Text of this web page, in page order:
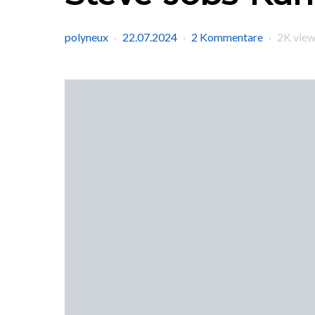
polyneux 22.07.2024 2 Kommentare 2K